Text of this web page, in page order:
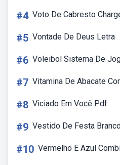
#4 Voto De Cabresto
#5 Vontade De Deus Letra
#6 Voleibol Sistema De
#7 Vitamina De Abacate
#8 Viciado Em Você Pdf
#9 Vestido De Festa
#10 Vermelho E Azul